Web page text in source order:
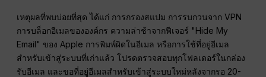
เหตุผลที่พบบ่อยที่สุด ได้แก่ การกรองสแปม การรบกวนจาก VPN
การบล็อกอีเมลขององค์กร ความล่าช้าจากฟีเจอร์ "Hide My
Email" ของ Apple การพิมพ์ผิดในอีเมล หรือการใช้ที่อยู่อีเมล
สำหรับเข้าสู่ระบบที่เก่าแล้ว โปรดตรวจสอบทุกโฟลเดอร์ในกล่อง
รับอีเมล และขอที่อยู่อีเมลสำหรับเข้าสู่ระบบใหม่หลังจากรอ 20-